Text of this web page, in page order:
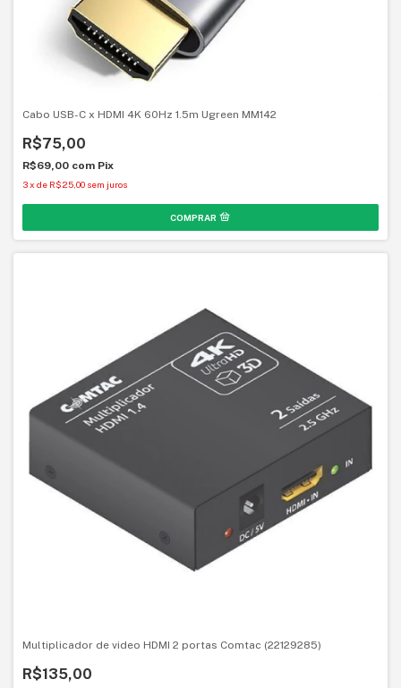
Cabo USB-C x HDMI 4K 60Hz 1.5m Ugreen MM142
R$75,00
R$69,00 com Pix
3x de R$25,00 sem juros
Multiplicador de video HDMI 2 portas Comtac (22129285)
R$135,00